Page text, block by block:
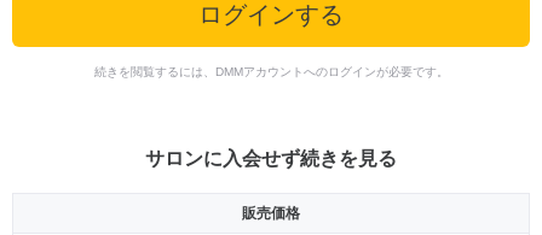
ログインする
続きを閲覧するには、DMMアカウントへのログインが必要です。
サロンに入会せず続きを見る
販売価格